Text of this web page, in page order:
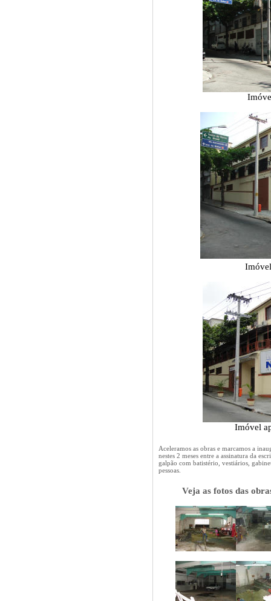
Imóvel
Aceleramos as obras e marcamos a
nestes 2 meses entre a assinatura da
galpão com batistério, vestiários,
pessoas.
Veja as fotos das